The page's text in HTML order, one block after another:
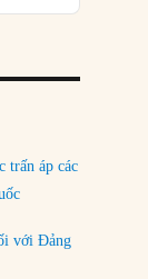
mạo
vốn
trấn áp các
với Đảng